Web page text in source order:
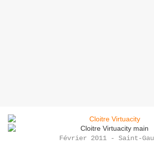
Février 2011 - Saint-